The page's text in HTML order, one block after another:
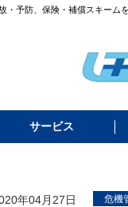
・予防、保険・補償スキーム
サービス
年04月27日 危機